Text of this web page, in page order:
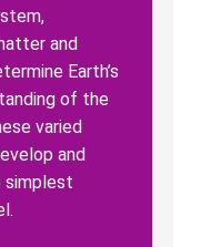
and
Earth’s
of the
varied
and
simplest